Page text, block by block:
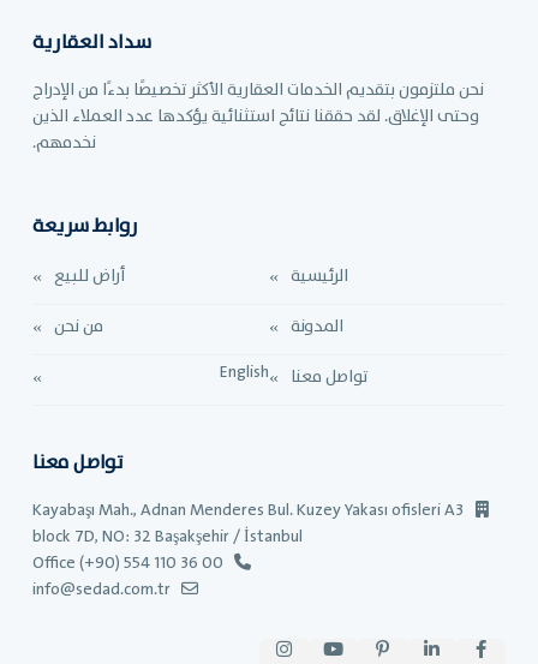
سداد العقارية
نحن ملتزمون بتقديم الخدمات العقارية الأكثر تخصيصًا بدءًا من الإدراج
وحتى الإغلاق. لقد حققنا نتائج استثنائية يؤكدها عدد العملاء الذين
نخدمهم.
روابط سريعة
الرئيسية
أراض للبيع
المدونة
من نحن
تواصل معنا
English
تواصل معنا
Kayabaşı Mah., Adnan Menderes Bul. Kuzey Yakası ofisleri A3
block 7D, NO: 32 Başakşehir / İstanbul
Office (+90) 554 110 36 00
info@sedad.com.tr